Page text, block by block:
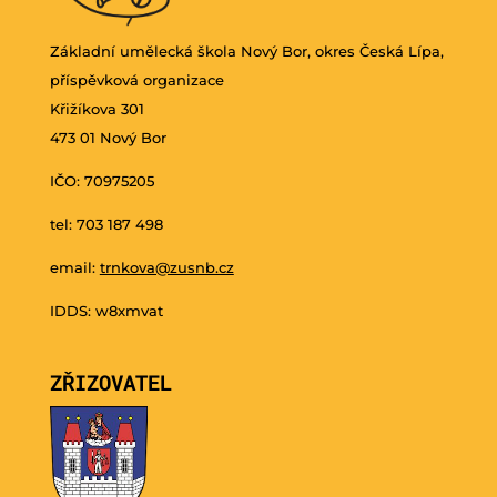
Základní umělecká škola Nový Bor, okres Česká Lípa,
příspěvková organizace
Křižíkova 301
473 01 Nový Bor
IČO: 70975205
tel: 703 187 498
email: trnkova@zusnb.cz
IDDS: w8xmvat
ZŘIZOVATEL